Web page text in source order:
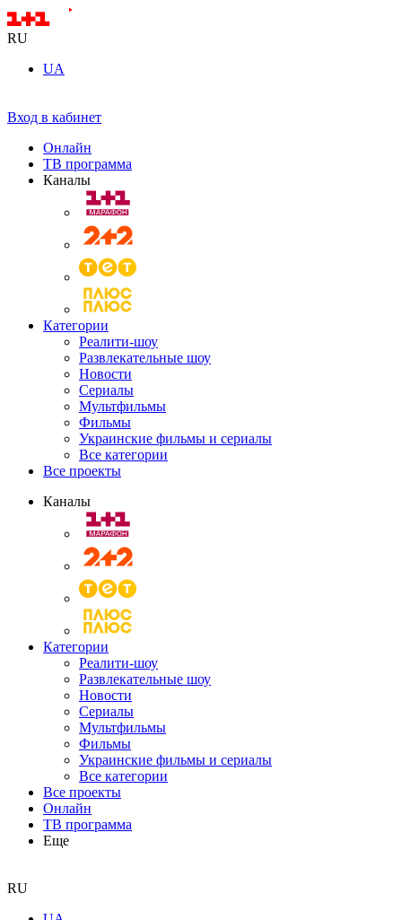
RU
UA
Вход в кабинет
Онлайн
ТВ программа
Каналы
Категории
Реалити-шоу
Развлекательные шоу
Новости
Сериалы
Мультфильмы
Фильмы
Украинские фильмы и сериалы
Все категории
Все проекты
Каналы
Категории
Реалити-шоу
Развлекательные шоу
Новости
Сериалы
Мультфильмы
Фильмы
Украинские фильмы и сериалы
Все категории
Все проекты
Онлайн
ТВ программа
Еще
RU